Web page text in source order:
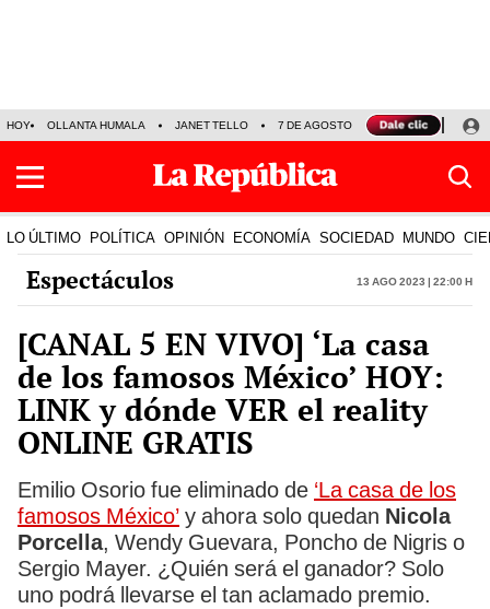
HOY OLLANTA HUMALA JANET TELLO 7 DE AGOSTO TINKA RESULTADOS
LO ÚLTIMO POLÍTICA OPINIÓN ECONOMÍA SOCIEDAD MUNDO
Espectáculos 13 Ago 2023 | 22:00 h
[CANAL 5 EN VIVO] ‘La casa
de los famosos México’ HOY:
LINK y dónde VER el reality
ONLINE GRATIS
Emilio Osorio fue eliminado de ‘La casa de los
famosos México’ y ahora solo quedan Nicola
Porcella, Wendy Guevara, Poncho de Nigris o
Sergio Mayer. ¿Quién será el ganador? Solo
uno podrá llevarse el tan aclamado premio.